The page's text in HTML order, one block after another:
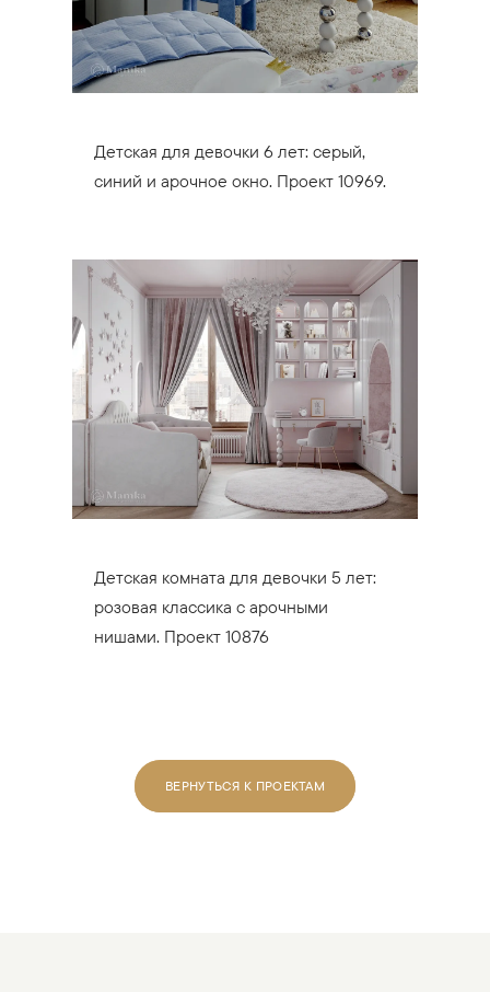
Детская для девочки 6 лет: серый,
синий и арочное окно. Проект 10969.
Детская комната для девочки 5 лет:
розовая классика с арочными
нишами. Проект 10876
ВЕРНУТЬСЯ К ПРОЕКТАМ